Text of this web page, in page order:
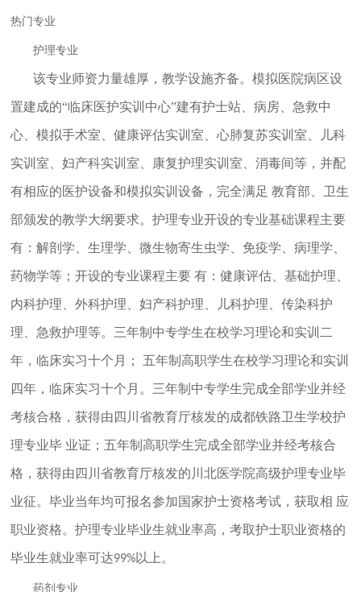
热门专业
护理专业
该专业师资力量雄厚，教学设施齐备。模拟医院病区设
置建成的“临床医护实训中心”建有护士站、病房、急救中
心、模拟手术室、健康评估实训室、心肺复苏实训室、儿科
实训室、妇产科实训室、康复护理实训室、消毒间等，并配
有相应的医护设备和模拟实训设备，完全满足 教育部、卫生
部颁发的教学大纲要求。护理专业开设的专业基础课程主要
有：解剖学、生理学、微生物寄生虫学、免疫学、病理学、
药物学等；开设的专业课程主要 有：健康评估、基础护理、
内科护理、外科护理、妇产科护理、儿科护理、传染科护
理、急救护理等。三年制中专学生在校学习理论和实训二
年，临床实习十个月； 五年制高职学生在校学习理论和实训
四年，临床实习十个月。三年制中专学生完成全部学业并经
考核合格，获得由四川省教育厅核发的成都铁路卫生学校护
理专业毕 业证；五年制高职学生完成全部学业并经考核合
格，获得由四川省教育厅核发的川北医学院高级护理专业毕
业征。毕业当年均可报名参加国家护士资格考试，获取相 应
职业资格。护理专业毕业生就业率高，考取护士职业资格的
毕业生就业率可达99%以上。
药剂专业